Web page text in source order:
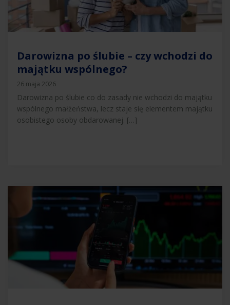
Darowizna po ślubie – czy wchodzi do
majątku wspólnego?
26 maja 2026
Darowizna po ślubie co do zasady nie wchodzi do majątku
wspólnego małżeństwa, lecz staje się elementem majątku
osobistego osoby obdarowanej. […]